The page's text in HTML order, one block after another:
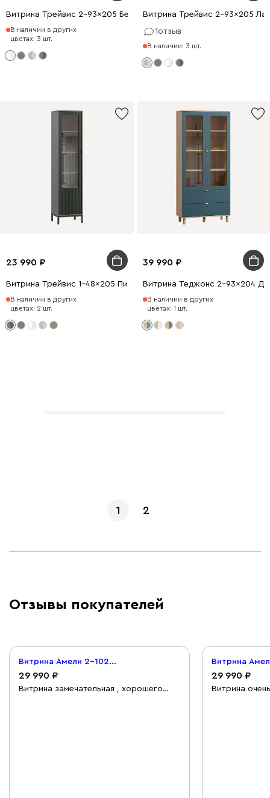
Витрина Трейвис 2-93x205 Белый
В наличии в других
цветах: 3 шт.
Витрина Трейвис 2-93x205
1отзыв
В наличии: 3 шт.
23 990
Витрина Трейвис 1-48x205 Пихтовый
В наличии в других
цветах: 2 шт.
39 990
Витрина Теджонс 2-93x204
В наличии в других
цветах: 1 шт.
1 2
Отзывы покупателей
Витрина Амели 2-102x220 Белый
29 990
Витрина замечательная , хорошего
29 990
Витрина